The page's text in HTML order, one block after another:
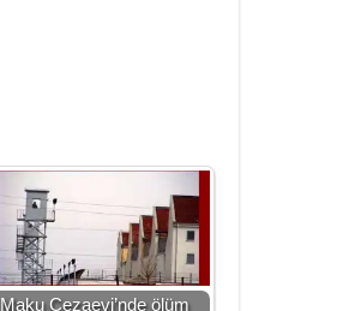
Maku Cezaevi’nde ölüm